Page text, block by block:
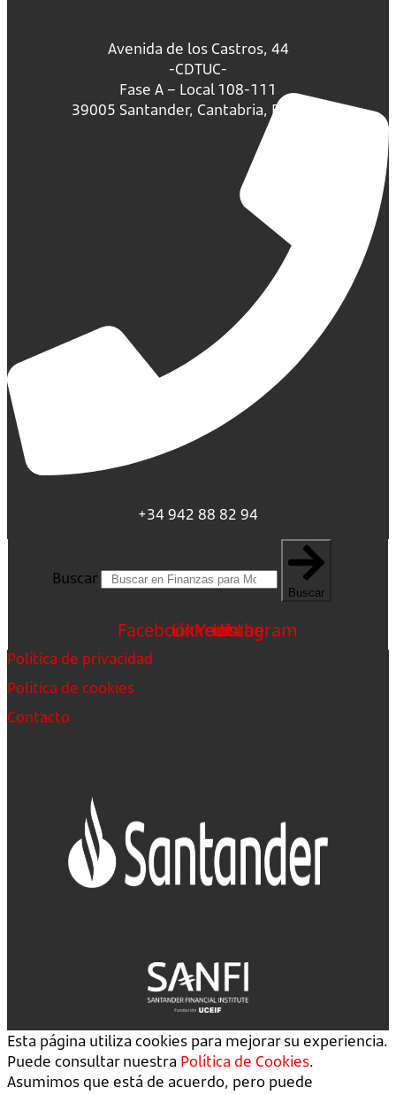
Avenida de los Castros, 44
-CDTUC-
Fase A – Local 108-111
39005 Santander, Cantabria, España.
+34 942 88 82 94
Buscar
Buscar
FacebookLinkedin
Youtube
Instagram
Política de privacidad
Política de cookies
Contacto
Esta página utiliza cookies para mejorar su experiencia.
Puede consultar nuestra Política de Cookies.
Asumimos que está de acuerdo, pero puede